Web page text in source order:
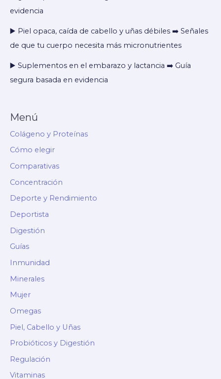
evidencia
▶️ Piel opaca, caída de cabello y uñas débiles ➡️ Señales
de que tu cuerpo necesita más micronutrientes
▶️ Suplementos en el embarazo y lactancia ➡️ Guía
segura basada en evidencia
Menú
Colágeno y Proteínas
Cómo elegir
Comparativas
Concentración
Deporte y Rendimiento
Deportista
Digestión
Guías
Inmunidad
Minerales
Mujer
Omegas
Piel, Cabello y Uñas
Probióticos y Digestión
Regulación
Vitaminas